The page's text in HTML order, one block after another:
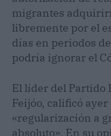
migrantes
libremente por el
días en periodos
podría ignorar el
El líder del Partido
Feijóo, calificó
«regularización a
absoluto». En su